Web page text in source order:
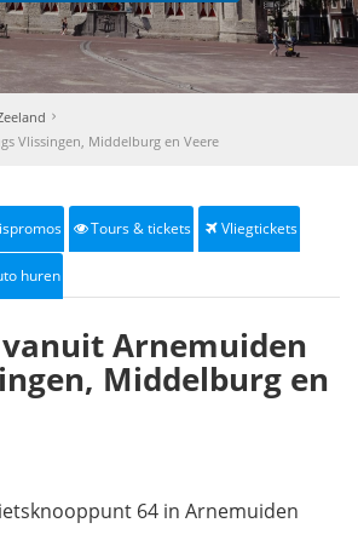
Vlissingen, Middelburg en Veere
Tours & tickets Vliegtickets
huren
Arnemuiden
Middelburg en
64 in Arnemuiden